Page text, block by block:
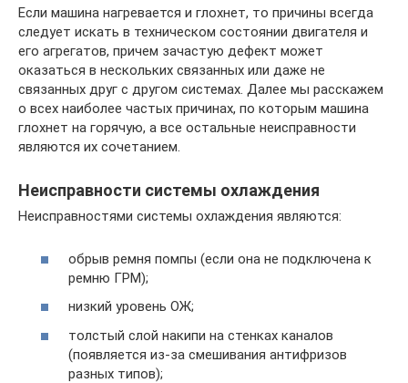
Если машина нагревается и глохнет, то причины всегда
следует искать в техническом состоянии двигателя и
его агрегатов, причем зачастую дефект может
оказаться в нескольких связанных или даже не
связанных друг с другом системах. Далее мы расскажем
о всех наиболее частых причинах, по которым машина
глохнет на горячую, а все остальные неисправности
являются их сочетанием.
Неисправности системы охлаждения
Неисправностями системы охлаждения являются:
обрыв ремня помпы (если она не подключена к
ремню ГРМ);
низкий уровень ОЖ;
толстый слой накипи на стенках каналов
(появляется из-за смешивания антифризов
разных типов);